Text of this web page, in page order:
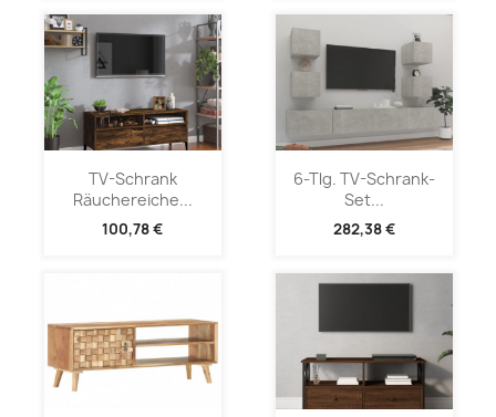
TV-Schrank
Räuchereiche...
100,78 €
6-Tlg. TV-Schrank-
Set...
282,38 €